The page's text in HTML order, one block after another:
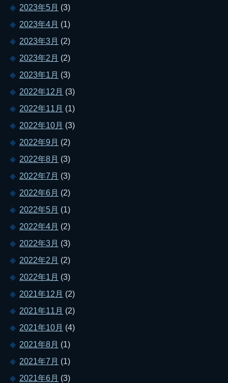
2023年5月 (3)
2023年4月 (1)
2023年3月 (2)
2023年2月 (2)
2023年1月 (3)
2022年12月 (3)
2022年11月 (1)
2022年10月 (3)
2022年9月 (2)
2022年8月 (3)
2022年7月 (3)
2022年6月 (2)
2022年5月 (1)
2022年4月 (2)
2022年3月 (3)
2022年2月 (2)
2022年1月 (3)
2021年12月 (2)
2021年11月 (2)
2021年10月 (4)
2021年8月 (1)
2021年7月 (1)
2021年6月 (3)